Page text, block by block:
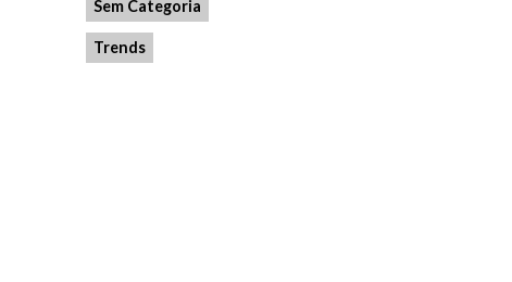
Sem Categoria
Trends